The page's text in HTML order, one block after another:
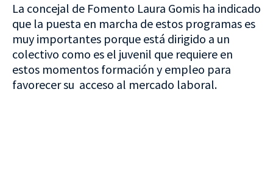
La concejal de Fomento Laura Gomis ha indicado
que la puesta en marcha de estos programas es
muy importantes porque está dirigido a un
colectivo como es el juvenil que requiere en
estos momentos formación y empleo para
favorecer su acceso al mercado laboral.